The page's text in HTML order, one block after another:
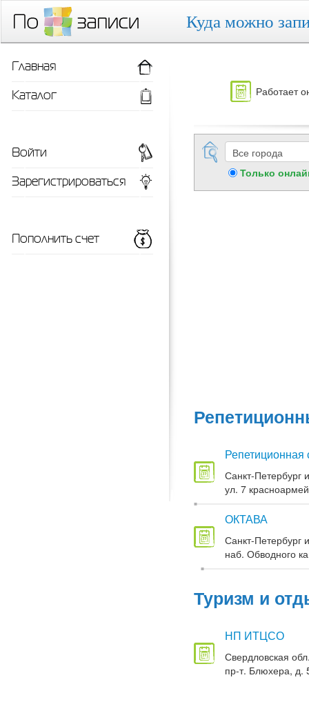
Куда можно
Работает
Только
Репетиционная
Санкт-Петербург
ул. 7
ОКТАВА
Санкт-Петербург
наб. Обводного
Туризм и
НП ИТЦСО
Свердловская
пр-т. Блюхера, д.
Главная
Каталог
Войти
Зарегистрироваться
Пополнить счет